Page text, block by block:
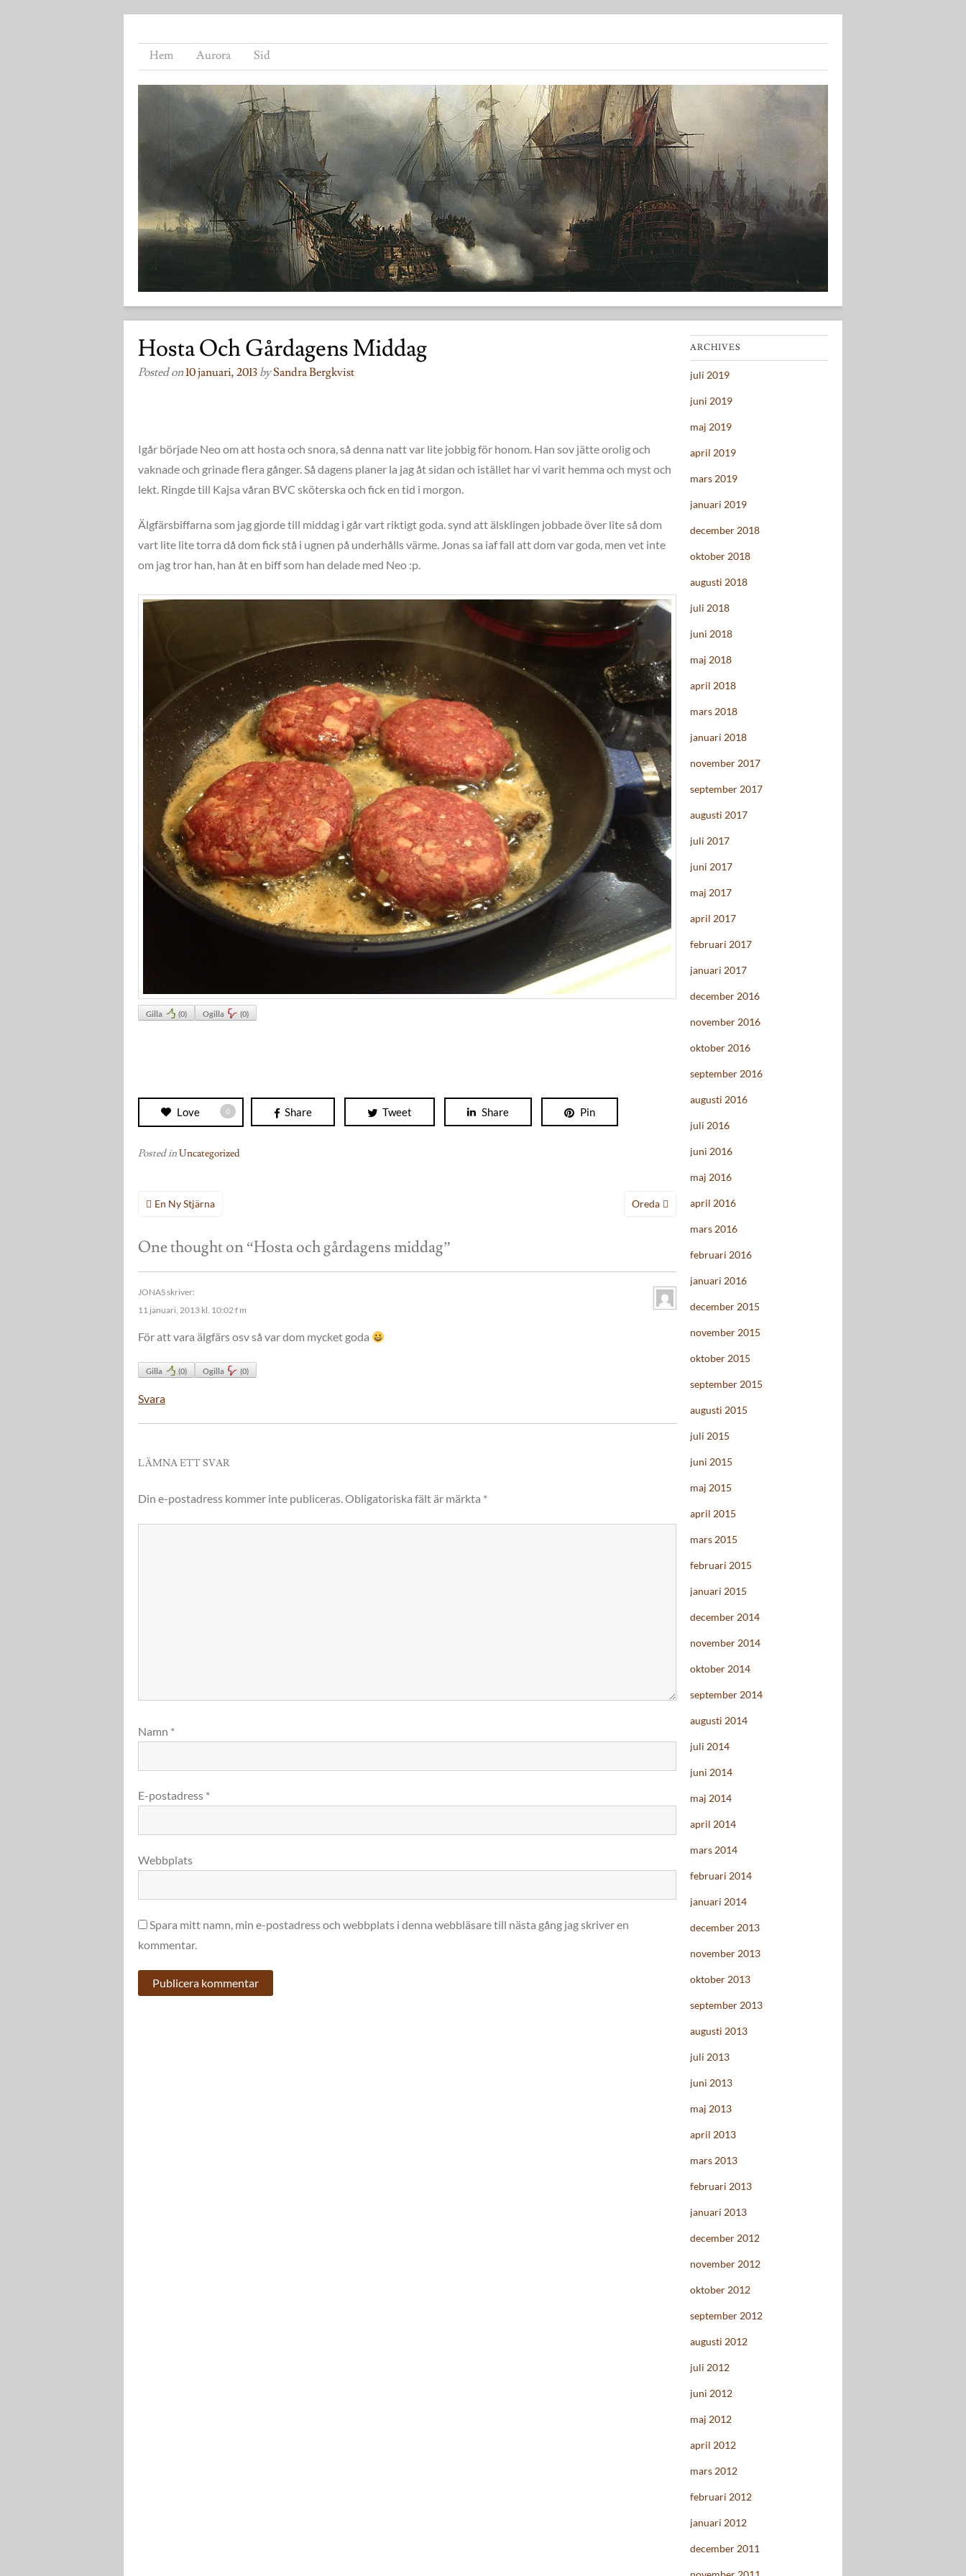
Hem Aurora Sid
Hosta Och Gårdagens Middag
Posted on10 januari, 2013 bySandra Bergkvist
Igår började Neo om att hosta och snora, så denna natt var lite jobbig för honom. Han sov jätte orolig och
vaknade och grinade flera gånger. Så dagens planer la jag åt sidan och istället har vi varit hemma och myst och
lekt. Ringde till Kajsa våran BVC sköterska och fick en tid i morgon.
Älgfärsbiffarna som jag gjorde till middag i går vart riktigt goda. synd att älsklingen jobbade över lite så dom
vart lite lite torra då dom fick stå i ugnen på underhålls värme. Jonas sa iaf fall att dom var goda, men vet inte
om jag tror han, han åt en biff som han delade med Neo :p.
Gilla (0) Ogilla (0)
Love 0 Share Tweet Share Pin
Posted inUncategorized
Inläggsnavigering
En Ny Stjärna Oreda
One thought on “Hosta och gårdagens middag”
JONASskriver:
11 januari, 2013 kl. 10:02 f m
För att vara älgfärs osv så var dom mycket goda
Gilla (0) Ogilla (0)
Svara
LÄMNA ETT SVAR
Din e-postadress kommer inte publiceras.Obligatoriska fält är märkta *
Namn *
E-postadress *
Webbplats
Spara mitt namn, min e-postadress och webbplats i denna webbläsare till nästa gång jag skriver en
kommentar.
ARCHIVES
juli 2019
juni 2019
maj 2019
april 2019
mars 2019
januari 2019
december 2018
oktober 2018
augusti 2018
juli 2018
juni 2018
maj 2018
april 2018
mars 2018
januari 2018
november 2017
september 2017
augusti 2017
juli 2017
juni 2017
maj 2017
april 2017
februari 2017
januari 2017
december 2016
november 2016
oktober 2016
september 2016
augusti 2016
juli 2016
juni 2016
maj 2016
april 2016
mars 2016
februari 2016
januari 2016
december 2015
november 2015
oktober 2015
september 2015
augusti 2015
juli 2015
juni 2015
maj 2015
april 2015
mars 2015
februari 2015
januari 2015
december 2014
november 2014
oktober 2014
september 2014
augusti 2014
juli 2014
juni 2014
maj 2014
april 2014
mars 2014
februari 2014
januari 2014
december 2013
november 2013
oktober 2013
september 2013
augusti 2013
juli 2013
juni 2013
maj 2013
april 2013
mars 2013
februari 2013
januari 2013
december 2012
november 2012
oktober 2012
september 2012
augusti 2012
juli 2012
juni 2012
maj 2012
april 2012
mars 2012
februari 2012
januari 2012
december 2011